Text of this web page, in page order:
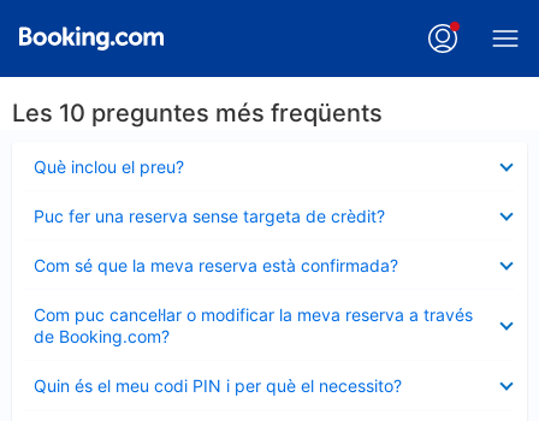
Les 10 preguntes més freqüents
Què inclou el preu?
tancat
Puc fer una reserva sense targeta de crèdit?
tancat
Com sé que la meva reserva està confirmada?
tancat
Com puc cancel·lar o modificar la meva reserva a través
de Booking.com?
tancat
Quin és el meu codi PIN i per què el necessito?
tancat